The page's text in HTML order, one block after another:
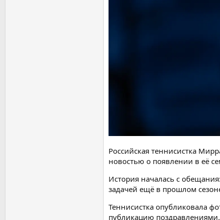
Российская теннисистка
новостью о появлении в её
История началась с
задачей ещё в прошлом
Теннисистка опубликовала
публикацию поздравлениями.